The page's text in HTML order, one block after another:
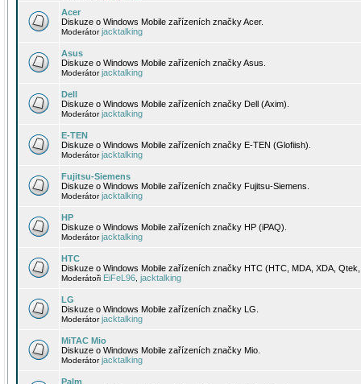
Acer
Diskuze o Windows Mobile zařízeních značky Acer.
Moderátorjacktalking
Asus
Diskuze o Windows Mobile zařízeních značky Asus.
Moderátorjacktalking
Dell
Diskuze o Windows Mobile zařízeních značky Dell (Axim).
Moderátorjacktalking
E-TEN
Diskuze o Windows Mobile zařízeních značky E-TEN (Glofiish).
Moderátorjacktalking
Fujitsu-Siemens
Diskuze o Windows Mobile zařízeních značky Fujitsu-Siemens.
Moderátorjacktalking
HP
Diskuze o Windows Mobile zařízeních značky HP (iPAQ).
Moderátorjacktalking
HTC
Diskuze o Windows Mobile zařízeních značky HTC (HTC, MDA, XDA,
Moderátoři EiFeL96 jacktalking
LG
Diskuze o Windows Mobile zařízeních značky LG.
Moderátorjacktalking
MiTAC Mio
Diskuze o Windows Mobile zařízeních značky Mio.
Moderátorjacktalking
Palm